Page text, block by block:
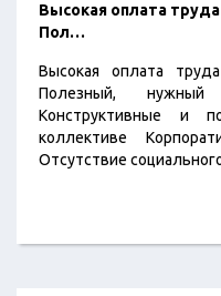
Высокая оплата
Пол…
Высокая оплата
Полезный,
Конструктивные и
коллективе
Отсутствие